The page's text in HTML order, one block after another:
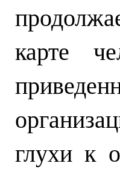
карте
глухи к